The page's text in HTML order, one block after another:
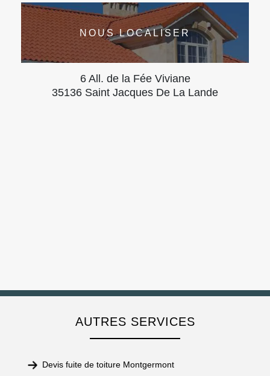
NOUS LOCALISER
6 All. de la Fée Viviane
35136 Saint Jacques De La Lande
AUTRES SERVICES
Devis fuite de toiture Montgermont